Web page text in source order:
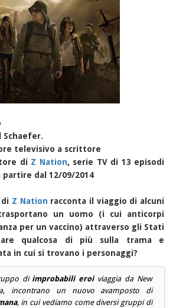
Schaefer.
televisivo a scrittore
di Z Nation, serie TV di 13 episodi
partire dal 12/09/2014
Z Nation racconta il viaggio di alcuni
un uomo (i cui anticorpi
per un vaccino) attraverso gli Stati
qualcosa di più sulla trama e
in cui si trovano i personaggi?
di improbabili eroiviaggia da New
incontrano un nuovo avamposto di
, in cui vediamo come diversi gruppi di